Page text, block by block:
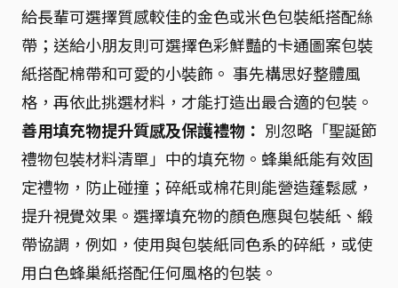
給長輩可選擇質感較佳的金色或米色包裝紙搭配絲
帶；送給小朋友則可選擇色彩鮮豔的卡通圖案包裝
紙搭配棉帶和可愛的小裝飾。 事先構思好整體風
格，再依此挑選材料，才能打造出最合適的包裝。
善用填充物提升質感及保護禮物： 別忽略「聖誕節
禮物包裝材料清單」中的填充物。蜂巢紙能有效固
定禮物，防止碰撞；碎紙或棉花則能營造蓬鬆感，
提升視覺效果。選擇填充物的顏色應與包裝紙、緞
帶協調，例如，使用與包裝紙同色系的碎紙，或使
用白色蜂巢紙搭配任何風格的包裝。